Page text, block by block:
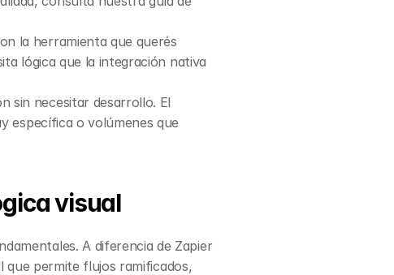
la herramienta que querés
lógica que la integración nativa
sin necesitar desarrollo. El
específica o volúmenes que
visual
A diferencia de Zapier
permite flujos ramificados,